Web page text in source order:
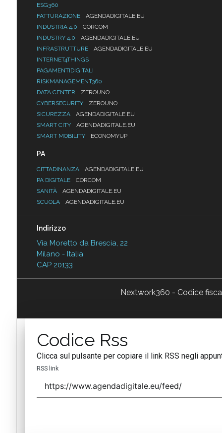
ESG360
FATTURAZIONE
AGENDADIGITALE.EU
INDUSTRIA 4.0
CORCOM
INDUSTRY 4.0
AGENDADIGITALE.EU
INFRASTRUTTURE
AGENDADIGITALE.EU
INTERNET4THINGS
PAGAMENTIDIGITALI
RISKMANAGEMENT360
DATA CENTER
ZEROUNO
CYBERSECURITY
ZEROUNO
SICUREZZA
AGENDADIGITALE.EU
SMART CITY
AGENDADIGITALE.EU
SMART MOBILITY
ECONOMYUP
PA
CITTADINANZA
AGENDADIGITALE.EU
PA DIGITALE
CORCOM
SANITÀ
AGENDADIGITALE.EU
SCUOLA
AGENDADIGITALE.EU
Indirizzo
Via Moretto da Brescia, 22
Milano - Italia
CAP 20133
Nextwork360 - Codice
Codice Rss
Clicca sul pulsante per copiare il link RSS negli
RSS link